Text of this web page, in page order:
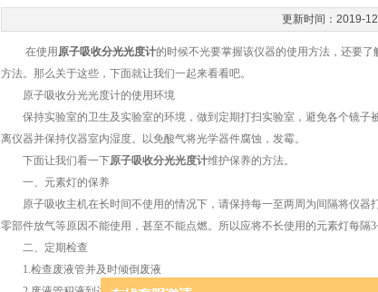
更新时间：2019-
在使用 原子吸收分光光度计的时候不光要掌握该仪器的使用方法，还要
方法。那么关于这些，下面就让我们一起来看看吧。
原子吸收分光光度计的使用环境
保持实验室的卫生及实验室的环境，做到定期打扫实验室，避免各个镜子
离仪器并保持仪器室内湿度。以免酸气将光学器件腐蚀，发霉。
下面让我们看一下原子吸收分光光度计维护保养的方法。
一、元素灯的保养
原子吸收主机在长时间不使用的情况下，请保持每一至两周为间隔将仪器
零部件放气等原因不能使用，甚至不能点燃。所以应将不长使用的元素灯每隔
二、定期检查
1.检查废液管并及时倾倒废液